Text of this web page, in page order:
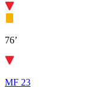
76’
MF 23